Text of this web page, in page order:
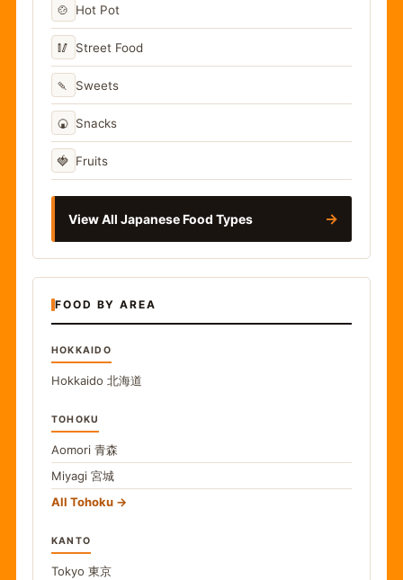
🍲 Hot Pot
🥢 Street Food
🍡 Sweets
🍘 Snacks
🍓 Fruits
View All Japanese Food Types →
FOOD BY AREA
HOKKAIDO
Hokkaido 北海道
TOHOKU
Aomori 青森
Miyagi 宮城
All Tohoku
KANTO
Tokyo 東京